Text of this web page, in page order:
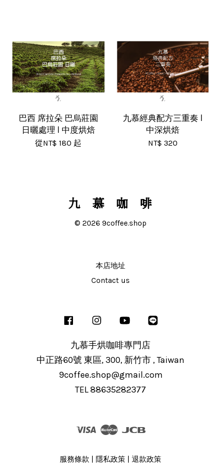
巴西 席拉朵 巴烏莊園
日曬處理 l 中度烘焙
從NT$ 180 起
九慕經典配方三重奏 l
中深烘焙
NT$ 320
© 2026 9coffee.shop
本店地址
Contact us
Facebook InstagramYouTube
九慕手烘咖啡專門店
中正路60號 東區, 300, 新竹市 , Taiwan
9coffee.shop@gmail.com
TEL 88635282377
Visa Master
服務條款 隱私政策 退款政策